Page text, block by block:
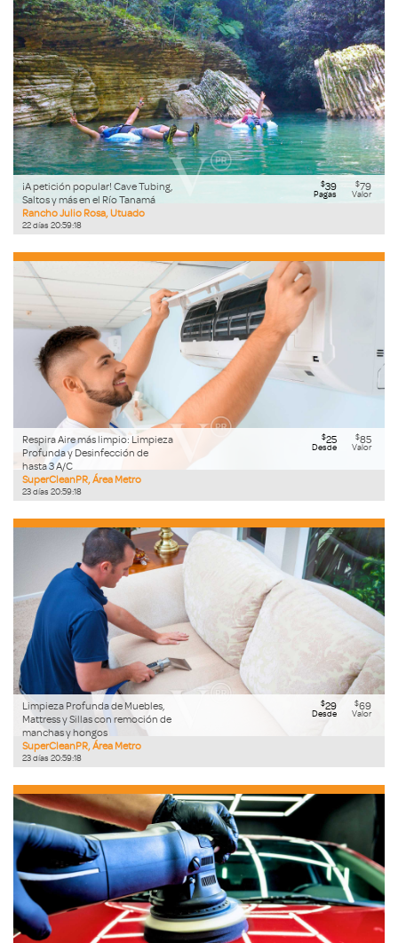
¡A petición popular! Cave Tubing,
Saltos y más en el Río Tanamá
Rancho Julio Rosa, Utuado
22días 20:59:17
$39
Pagas
$79
Valor
Respira Aire más limpio: Limpieza
Profunda y Desinfección de
hasta 3 A/C
SuperCleanPR, Área Metro
23días 20:59:17
$25
Desde
$85
Valor
Limpieza Profunda de Muebles,
Mattress y Sillas con remoción de
manchas y hongos
SuperCleanPR, Área Metro
23días 20:59:17
$29
Desde
$69
Valor